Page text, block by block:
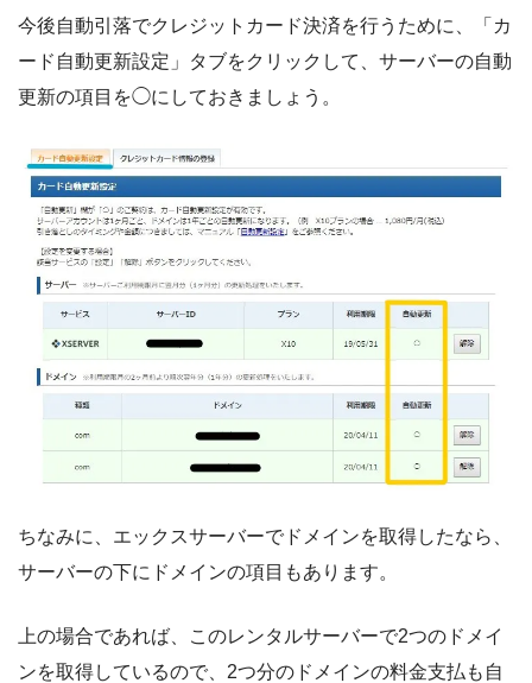
今後自動引落でクレジットカード決済を行うために、「カ
ード自動更新設定」タブをクリックして、サーバーの自動
更新の項目を◯にしておきましょう。
ちなみに、エックスサーバーでドメインを取得したなら、
サーバーの下にドメインの項目もあります。
上の場合であれば、このレンタルサーバーで2つのドメイ
ンを取得しているので、2つ分のドメインの料金支払も自